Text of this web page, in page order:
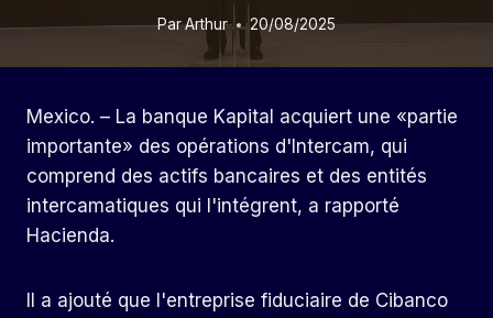
ParArthur 20/08/2025
Mexico. – La banque Kapital acquiert une «partie
importante» des opérations d'Intercam, qui
comprend des actifs bancaires et des entités
intercamatiques qui l'intégrent, a rapporté
Hacienda.
Il a ajouté que l'entreprise fiduciaire de Cibanco